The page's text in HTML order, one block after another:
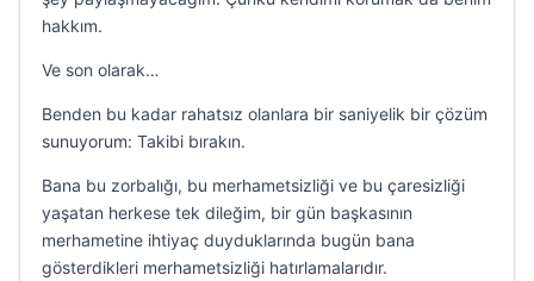
hakkım.
Ve son olarak…
Benden bu kadar rahatsız olanlara bir saniyelik bir çözüm
sunuyorum: Takibi bırakın.
Bana bu zorbalığı, bu merhametsizliği ve bu çaresizliği
yaşatan herkese tek dileğim, bir gün başkasının
merhametine ihtiyaç duyduklarında bugün bana
gösterdikleri merhametsizliği hatırlamalarıdır.